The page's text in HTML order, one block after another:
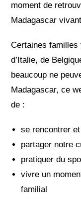
moment de
Madagascar
Certaines familles
d’Italie, de
beaucoup ne
Madagascar, ce
de :
se rencontrer
partager notre
pratiquer du
vivre un
familial